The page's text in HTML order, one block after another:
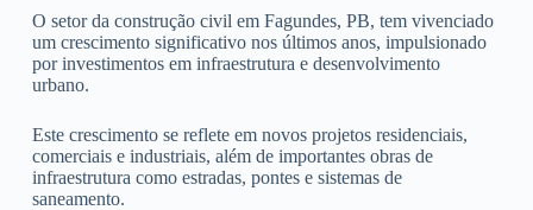
ú
d
o
O setor da construção civil em Fagundes, PB, tem vivenciado
um crescimento significativo nos últimos anos, impulsionado
por investimentos em infraestrutura e desenvolvimento
urbano.
Este crescimento se reflete em novos projetos residenciais,
comerciais e industriais, além de importantes obras de
infraestrutura como estradas, pontes e sistemas de
saneamento.